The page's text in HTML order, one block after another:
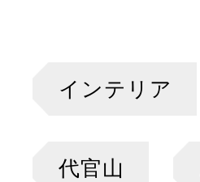
インテリア
代官山